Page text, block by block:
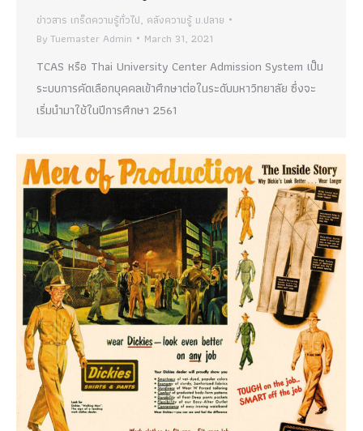
ข่าวสาร เกร็ดความรู้ทั่วไป, คลังความรู้ ม.ปลาย
ByTuemaster Admin March 31, 2021
TCAS หรือ Thai University Center Admission System เป็น
ระบบการคัดเลือกบุคคลเข้าศึกษาต่อในระดับมหาวิทยาลัย ซึ่งจะ
เริ่มนำมาใช้ในปีการศึกษา 2561